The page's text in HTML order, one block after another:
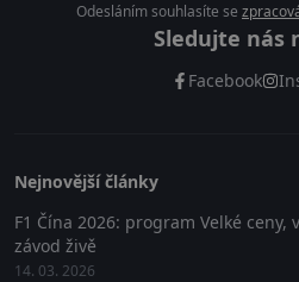
Odesláním souhlasíte se
Sledujte nás
Facebook
Nejnovější články
F1 Čína 2026: program Velké ceny,
závod živě
14. 03. 2026